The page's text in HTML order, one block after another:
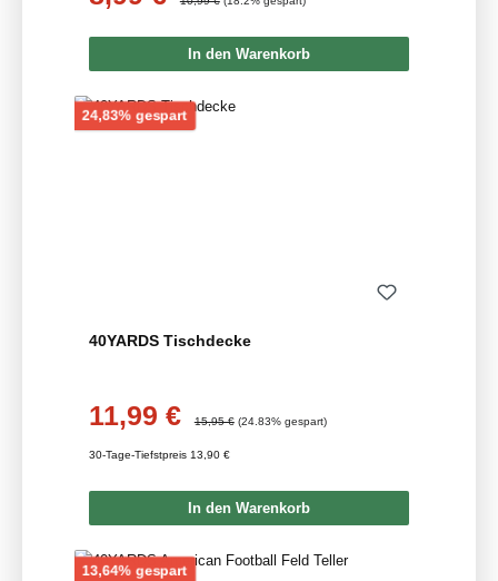
In den Warenkorb
24,83% gespartRabatt
40YARDS Tischdecke
Verkaufspreis:
11,99 € Regulärer Preis:
15,95 € (24.83% gespart)
30-Tage-Tiefstpreis 13,90 €
In den Warenkorb
13,64% gespartRabatt